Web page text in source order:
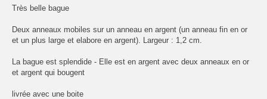
Très belle bague
Deux anneaux mobiles sur un anneau en argent (un anneau fin en or
et un plus large et elabore en argent). Largeur : 1,2 cm.
La bague est splendide - Elle est en argent avec deux anneaux en or
et argent qui bougent
livrée avec une boite